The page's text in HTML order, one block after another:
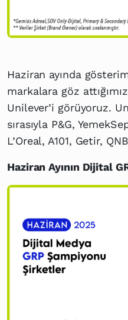
Haziran ayında
markalara göz
Unilever’i görüyoruz.
sırasıyla P&G,
L’Oreal, A101, Getir,
Haziran Ayının Dijital